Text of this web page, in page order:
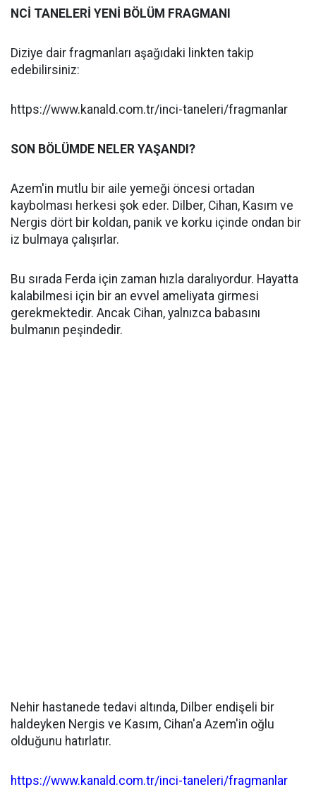
NCİ TANELERİ YENİ BÖLÜM FRAGMANI
Diziye dair fragmanları aşağıdaki linkten takip
edebilirsiniz:
https://www.kanald.com.tr/inci-taneleri/fragmanlar
SON BÖLÜMDE NELER YAŞANDI?
Azem'in mutlu bir aile yemeği öncesi ortadan
kaybolması herkesi şok eder. Dilber, Cihan, Kasım ve
Nergis dört bir koldan, panik ve korku içinde ondan bir
iz bulmaya çalışırlar.
Bu sırada Ferda için zaman hızla daralıyordur. Hayatta
kalabilmesi için bir an evvel ameliyata girmesi
gerekmektedir. Ancak Cihan, yalnızca babasını
bulmanın peşindedir.
Nehir hastanede tedavi altında, Dilber endişeli bir
haldeyken Nergis ve Kasım, Cihan'a Azem'in oğlu
olduğunu hatırlatır.
https://www.kanald.com.tr/inci-taneleri/fragmanlar